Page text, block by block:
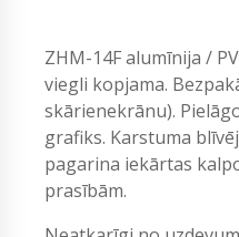
ZHM-14F alumīnija /
viegli kopjama.
skārienekrānu).
grafiks. Karstuma
pagarina iekārtas
prasībām.